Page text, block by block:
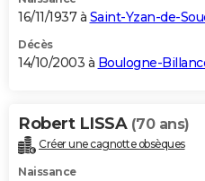
16/11/1937 à Saint-Yzan-de-
Décès
14/10/2003 à Boulogne-
Robert LISSA (70 ans)
Créer une cagnotte obsèques
Naissance